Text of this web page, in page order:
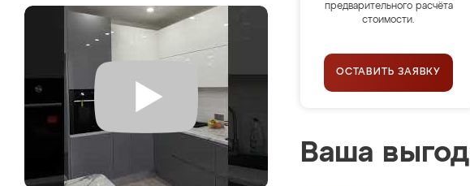
предварительного расчёта
стоимости.
ОСТАВИТЬ ЗАЯВКУ
Ваша